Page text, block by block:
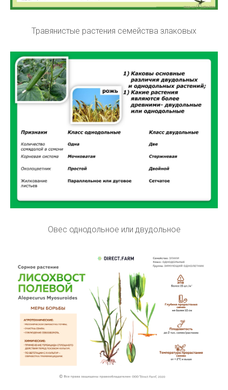
Травянистые растения семейства злаковых
Овес однодольное или двудольное